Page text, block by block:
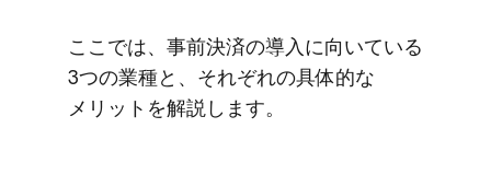
ここでは、​事前決済の​導入に​向いている​
3つの​業種と、​それぞれの​具体的な​
メリットを​解説します。